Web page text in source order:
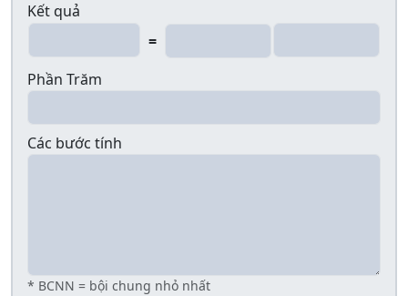
Kết quả
=
Phần Trăm
Các bước tính
* BCNN = bội chung nhỏ nhất